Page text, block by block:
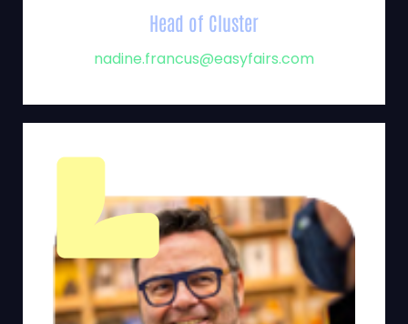
Head of Cluster
nadine.francus@easyfairs.com